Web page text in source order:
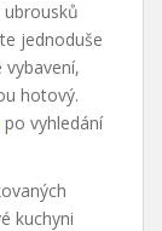
jednoduše
hotový.
po vyhledání
kuchyni